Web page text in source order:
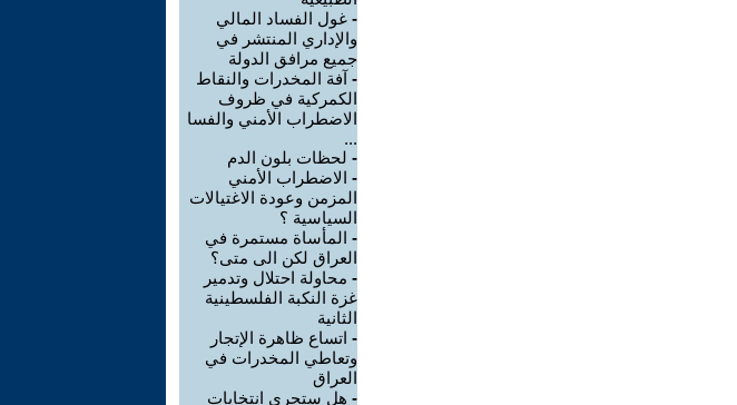
- غول الفساد المالي
والإداري المنتشر في
جميع مرافق الدولة
- آفة المخدرات والنقاط
الكمركية في ظروف
الاضطراب الأمني والفسا
...
- لحظات بلون الدم
- الاضطراب الأمني
المزمن وعودة الاغتيالات
السياسية ؟
- المأساة مستمرة في
العراق لكن الى متى؟
- محاولة احتلال وتدمير
غزة النكبة الفلسطينية
الثانية
- اتساع ظاهرة الإتجار
وتعاطي المخدرات في
العراق
- هل ستجري انتخابات